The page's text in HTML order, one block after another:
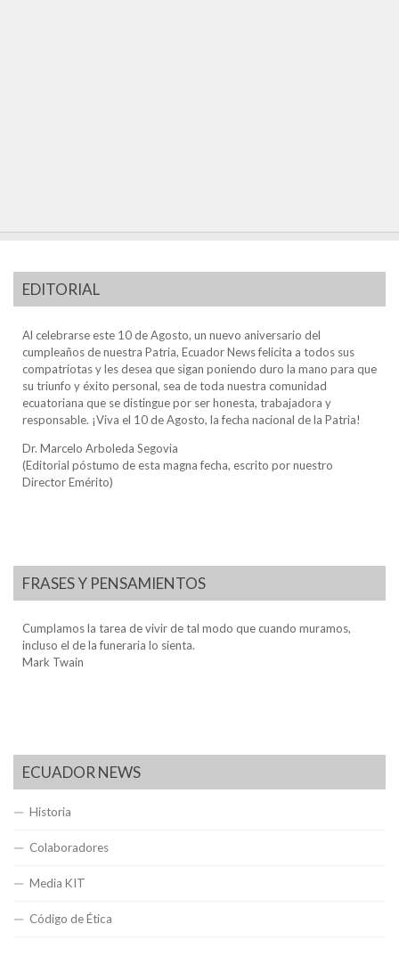
EDITORIAL
Al celebrarse este 10 de Agosto, un nuevo aniversario del
cumpleaños de nuestra Patria, Ecuador News felicita a todos sus
compatriotas y les desea que sigan poniendo duro la mano para que
su triunfo y éxito personal, sea de toda nuestra comunidad
ecuatoriana que se distingue por ser honesta, trabajadora y
responsable. ¡Viva el 10 de Agosto, la fecha nacional de la Patria!
Dr. Marcelo Arboleda Segovia
(Editorial póstumo de esta magna fecha, escrito por nuestro
Director Emérito)
FRASES Y PENSAMIENTOS
Cumplamos la tarea de vivir de tal modo que cuando muramos,
incluso el de la funeraria lo sienta.
Mark Twain
ECUADOR NEWS
Historia
Colaboradores
Media KIT
Código de Ética